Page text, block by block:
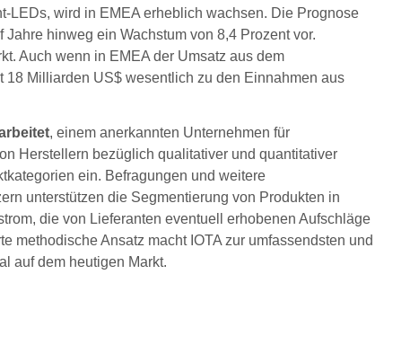
LEDs, wird in EMEA erheblich wachsen. Die Prognose
hinweg ein Wachstum von 8,4 Prozent vor.
Auch wenn in EMEA der Umsatz aus dem
Milliarden US$ wesentlich zu den Einnahmen aus
, einem anerkannten Unternehmen für
Herstellern bezüglich qualitativer und quantitativer
ein. Befragungen und weitere
unterstützen die Segmentierung von Produkten in
die von Lieferanten eventuell erhobenen Aufschläge
methodische Ansatz macht IOTA zur umfassendsten und
auf dem heutigen Markt.